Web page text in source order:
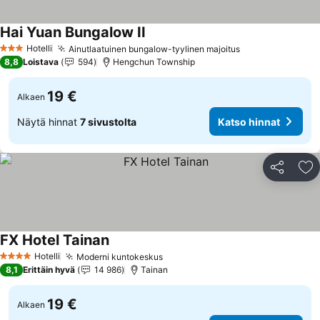
3 Tähtiluokitus
Hotelli Ainutlaatuinen bungalow-tyylinen majoitus
Hai Yuan Bungalow II
8,8 Loistava 594 Hengchun Township
Alkaen 19 €
Näytä hinnat 7 sivustolta Katso hinnat
Jaa
4 Tähtiluokitus
Hotelli Moderni kuntokeskus
FX Hotel Tainan
8,1 Erittäin hyvä 14 986 Tainan
Alkaen 19 €